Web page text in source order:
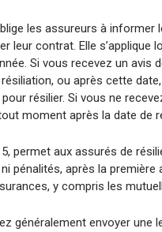
les assureurs à informer
leur contrat. Elle s’applique
Si vous recevez un avis
ou après cette
résilier. Si vous ne
moment après la date de
permet aux assurés de
pénalités, après la première
y compris les
généralement envoyer une